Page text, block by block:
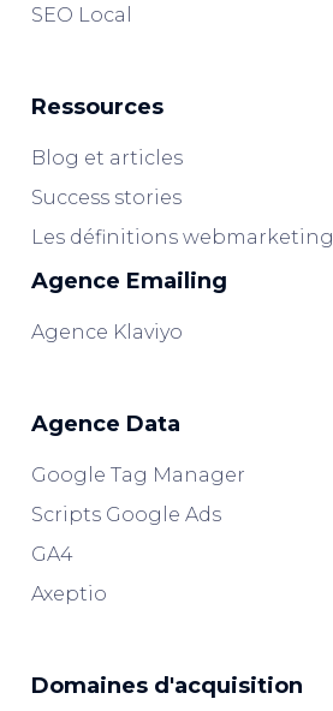
SEO Local
Ressources
Blog et articles
Success stories
Les définitions webmarketing
Agence Emailing
Agence Klaviyo
Agence Data
Google Tag Manager
Scripts Google Ads
GA4
Axeptio
Domaines d'acquisition